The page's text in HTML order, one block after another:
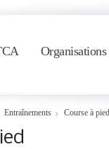
Organisations
Entraînements Course à pied